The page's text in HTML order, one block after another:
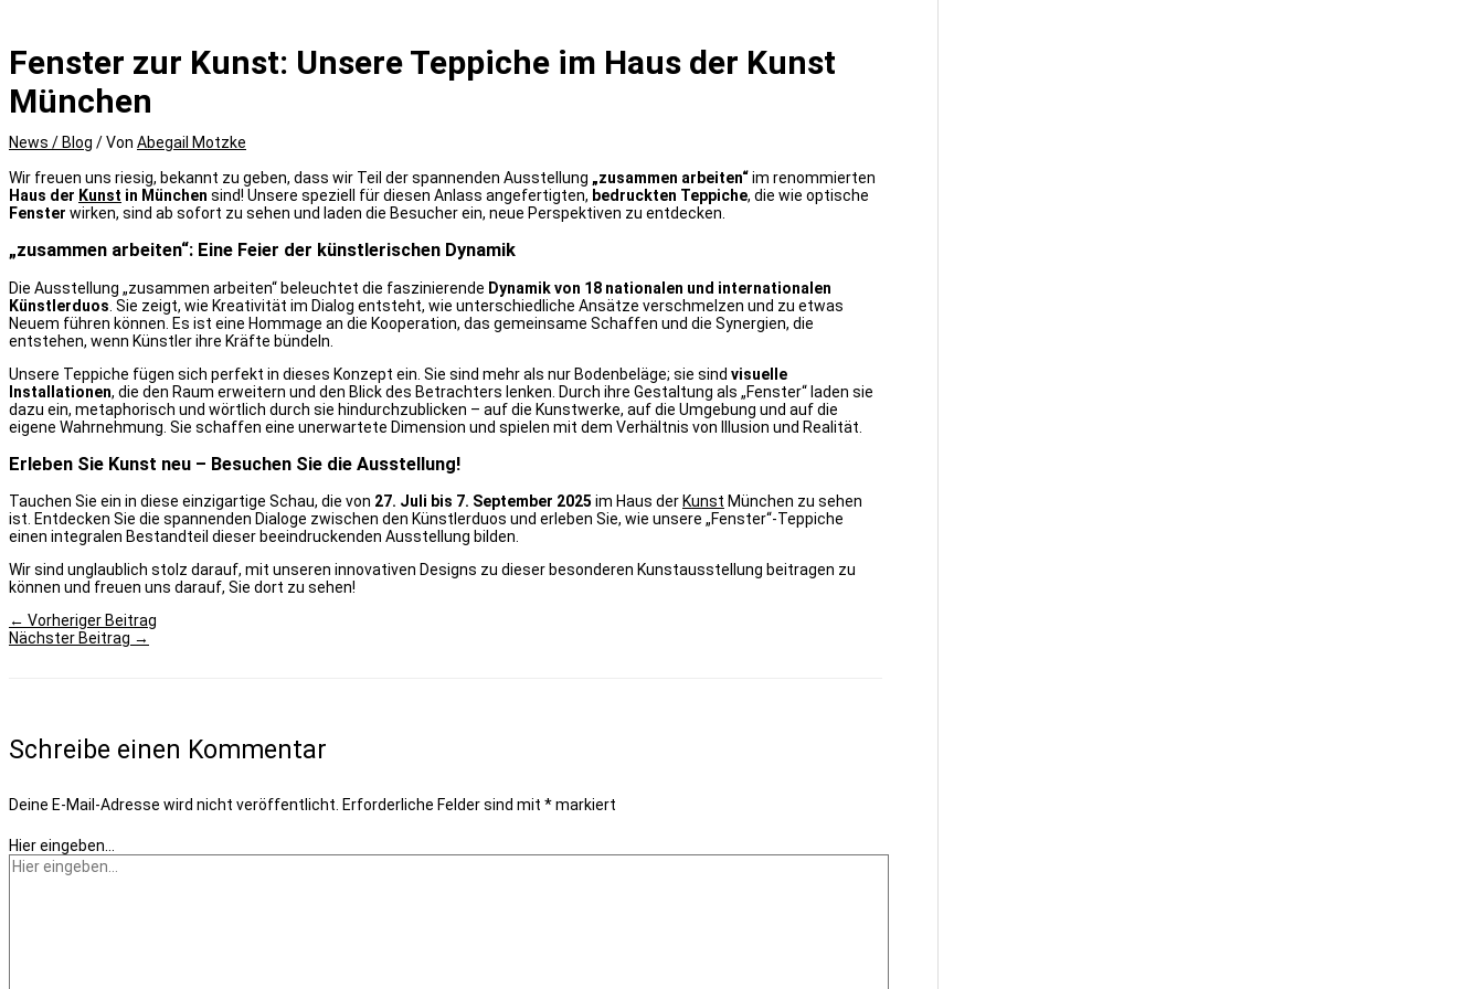
Fenster zur Kunst: Unsere Teppiche im Haus der Kunst
München
News / Blog / Von Abegail Motzke
Wir freuen uns riesig, bekannt zu geben, dass wir Teil der spannenden Ausstellung „zusammen arbeiten“im renommierten
Haus der Kunst in München sind! Unsere speziell für diesen Anlass angefertigten, bedruckten Teppiche, die wie optische
Fenster wirken, sind ab sofort zu sehen und laden die Besucher ein, neue Perspektiven zu entdecken.
„zusammen arbeiten“: Eine Feier der künstlerischen Dynamik
Die Ausstellung „zusammen arbeiten“ beleuchtet die faszinierende Dynamik von 18 nationalen und internationalen
Künstlerduos . Sie zeigt, wie Kreativität im Dialog entsteht, wie unterschiedliche Ansätze verschmelzen und zu etwas
Neuem führen können. Es ist eine Hommage an die Kooperation, das gemeinsame Schaffen und die Synergien, die
entstehen, wenn Künstler ihre Kräfte bündeln.
Unsere Teppiche fügen sich perfekt in dieses Konzept ein. Sie sind mehr als nur Bodenbeläge; sie sind visuelle
Installationen, die den Raum erweitern und den Blick des Betrachters lenken. Durch ihre Gestaltung als „Fenster“ laden sie
dazu ein, metaphorisch und wörtlich durch sie hindurchzublicken – auf die Kunstwerke, auf die Umgebung und auf die
eigene Wahrnehmung. Sie schaffen eine unerwartete Dimension und spielen mit dem Verhältnis von Illusion und Realität.
Erleben Sie Kunst neu – Besuchen Sie die Ausstellung!
Tauchen Sie ein in diese einzigartige Schau, die von 27. Juli bis 7. September 2025 im Haus der Kunst München zu sehen
ist. Entdecken Sie die spannenden Dialoge zwischen den Künstlerduos und erleben Sie, wie unsere „Fenster“-Teppiche
einen integralen Bestandteil dieser beeindruckenden Ausstellung bilden.
Wir sind unglaublich stolz darauf, mit unseren innovativen Designs zu dieser besonderen Kunstausstellung beitragen zu
können und freuen uns darauf, Sie dort zu sehen!
← Vorheriger Beitrag
Nächster Beitrag →
Schreibe einen Kommentar
Deine E-Mail-Adresse wird nicht veröffentlicht. Erforderliche Felder sind mit *markiert
Hier eingeben…